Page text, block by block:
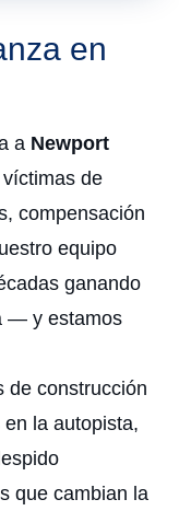
en
a Newport
de
compensación
equipo
ganando
— y estamos
de construcción
la autopista,
que cambian la